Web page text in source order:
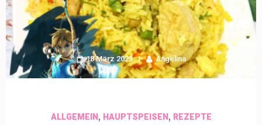
18 März 2023 Angelina
ALLGEMEIN, HAUPTSPEISEN, REZEPTE